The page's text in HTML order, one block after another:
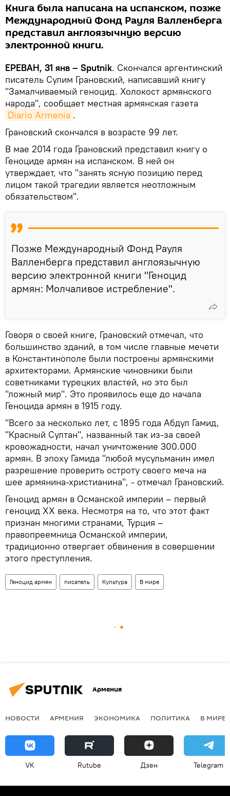
Книга была написана на испанском, позже
Международный Фонд Рауля Валленберга
представил англоязычную версию
электронной книги.
ЕРЕВАН, 31 янв – Sputnik. Скончался аргентинский
писатель Сулим Грановский, написавший книгу
"Замалчиваемый геноцид. Холокост армянского
народа", сообщает местная армянская газета
Diario Armenia .
Грановский скончался в возрасте 99 лет.
В мае 2014 года Грановский представил книгу о
Геноциде армян на испанском. В ней он
утверждает, что "занять ясную позицию перед
лицом такой трагедии является неотложным
обязательством".
Позже Международный Фонд Рауля
Валленберга представил англоязычную
версию электронной книги "Геноцид
армян: Молчаливое истребление".
Говоря о своей книге, Грановский отмечал, что
большинство зданий, в том числе главные мечети
в Константинополе были построены армянскими
архитекторами. Армянские чиновники были
советниками турецких властей, но это был
"ложный мир". Это проявилось еще до начала
Геноцида армян в 1915 году.
"Всего за несколько лет, с 1895 года Абдул Гамид,
"Красный Султан", названный так из-за своей
кровожадности, начал уничтожение 300.000
армян. В эпоху Гамида "любой мусульманин имел
разрешение проверить остроту своего меча на
шее армянина-христианина", - отмечал Грановский.
Геноцид армян в Османской империи – первый
геноцид XX века. Несмотря на то, что этот факт
признан многими странами, Турция –
правопреемница Османской империи,
традиционно отвергает обвинения в совершении
этого преступления.
Геноцид армян писатель Культура В мире
Армения
НОВОСТИ АРМЕНИЯ ЭКОНОМИКА ПОЛИТИКА В МИРЕ
VK Rutube Дзен Telegram